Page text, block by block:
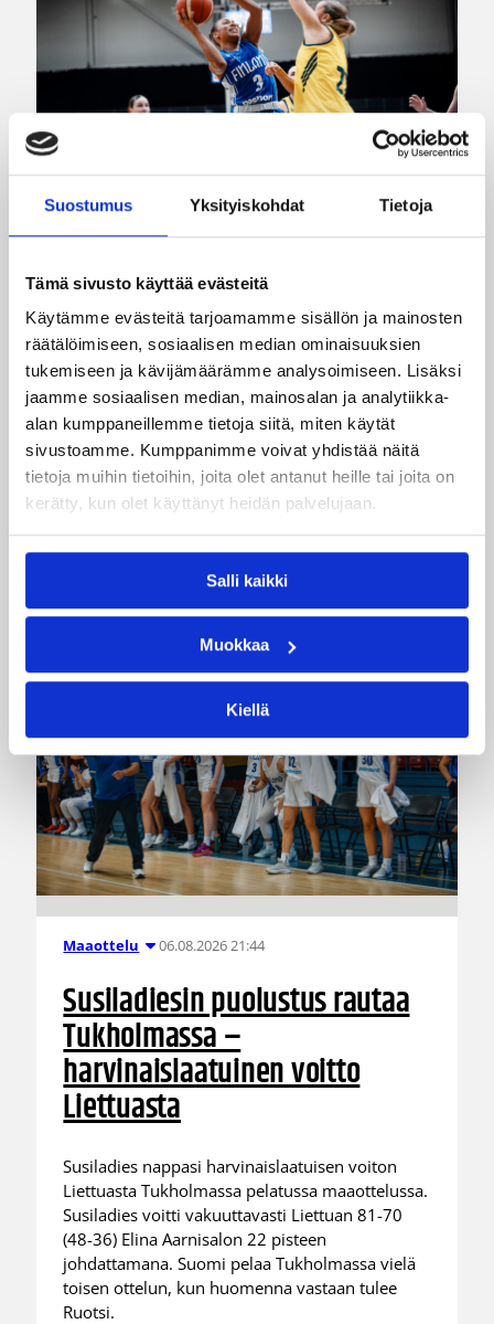
Suostumus Yksityiskohdat Tietoja
Tämä sivusto käyttää evästeitä
Käytämme evästeitä tarjoamamme sisällön ja mainosten
räätälöimiseen, sosiaalisen median ominaisuuksien
tukemiseen ja kävijämäärämme analysoimiseen. Lisäksi
jaamme sosiaalisen median, mainosalan ja analytiikka-
alan kumppaneillemme tietoja siitä, miten käytät
sivustoamme. Kumppanimme voivat yhdistää näitä
tietoja muihin tietoihin, joita olet antanut heille tai joita on
kerätty, kun olet käyttänyt heidän palvelujaan.
Salli kaikki
Muokkaa
Kiellä
Ruotsi piirun verran
Susiladiesia parempi
Tukholmassa
Susiladies päätti Tukholmassa pelatun kahden
ottelun mittaisen miniturnauksen tappioon, kun
Ruotsi oli parempi loppulukemin 73-68 (33-47).
Suomi pelaa seuraavan kerran ensi
viikonloppuna Helsingissä.
Maaottelu 06.08.2026 21:44
Susiladiesin puolustus rautaa
Tukholmassa –
harvinaislaatuinen voitto
Liettuasta
Susiladies nappasi harvinaislaatuisen voiton
Liettuasta Tukholmassa pelatussa maaottelussa.
Susiladies voitti vakuuttavasti Liettuan 81-70
(48-36) Elina Aarnisalon 22 pisteen
johdattamana. Suomi pelaa Tukholmassa vielä
toisen ottelun, kun huomenna vastaan tulee
Ruotsi.